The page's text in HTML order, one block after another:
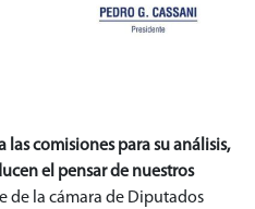
las comisiones para su análisis,
el pensar de nuestros
de la cámara de Diputados